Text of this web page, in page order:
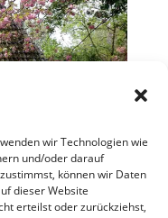
wir Technologien wie
und/oder darauf
können wir Daten
dieser Website
erteilst oder zurückziehst,